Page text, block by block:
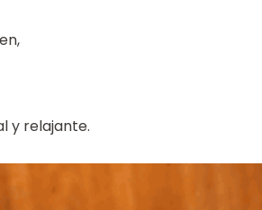
y relajante.